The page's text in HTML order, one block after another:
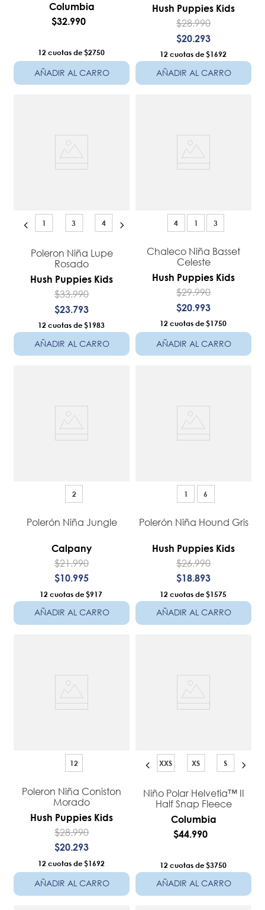
Columbia
$32.990
12 $2750
AÑADIR AL CARRO
Hush Puppies Kids
$28.990
$20 293
12 $1692
AÑADIR AL CARRO
1 3 4
Poleron Niña Lupe
Rosado
Hush Puppies Kids
$33.990
$23 793
12 $1983
AÑADIR AL CARRO
4 1 3
Chaleco Niña Basset
Celeste
Hush Puppies Kids
$29.990
$20 993
12 $1750
AÑADIR AL CARRO
2
Polerón Niña Jungle
Calpany
$21.990
$10.995
12 $917
AÑADIR AL CARRO
1 6
Polerón Niña Hound Gris
Hush Puppies Kids
$26.990
$18.893
12 $1575
AÑADIR AL CARRO
12
Poleron Niña Coniston
Morado
Hush Puppies Kids
$28.990
$20.293
12 $1692
AÑADIR AL CARRO
XXS XS S
Niño Polar Helvetia™ II
Half Snap Fleece
Columbia
$44 990
12 $3750
AÑADIR AL CARRO